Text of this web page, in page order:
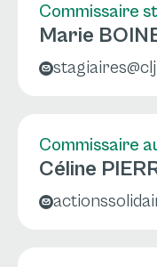
Commissaire
Marie
Commissaire
Céline